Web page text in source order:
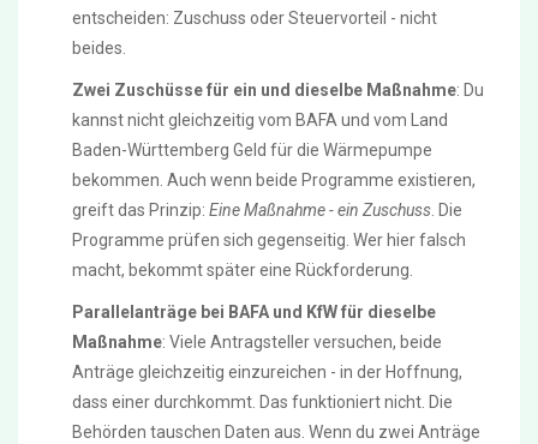
entscheiden: Zuschuss oder Steuervorteil - nicht
beides.
Zwei Zuschüsse für ein und dieselbe Maßnahme: Du
kannst nicht gleichzeitig vom BAFA und vom Land
Baden-Württemberg Geld für die Wärmepumpe
bekommen. Auch wenn beide Programme existieren,
greift das Prinzip: Eine Maßnahme - ein Zuschuss . Die
Programme prüfen sich gegenseitig. Wer hier falsch
macht, bekommt später eine Rückforderung.
Parallelanträge bei BAFA und KfW für dieselbe
Maßnahme: Viele Antragsteller versuchen, beide
Anträge gleichzeitig einzureichen - in der Hoffnung,
dass einer durchkommt. Das funktioniert nicht. Die
Behörden tauschen Daten aus. Wenn du zwei Anträge